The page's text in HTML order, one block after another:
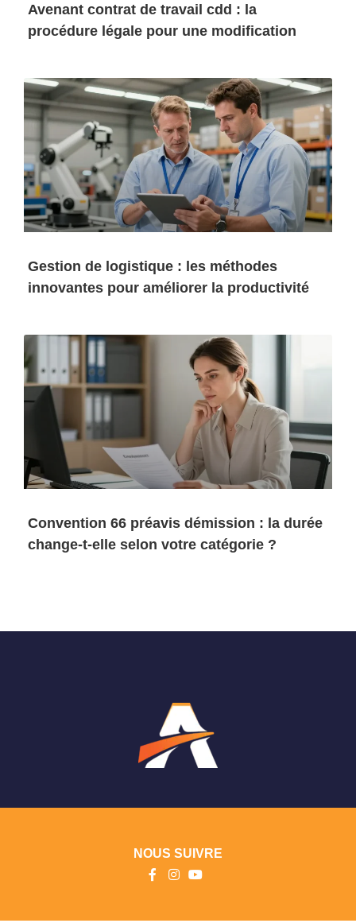
Avenant contrat de travail cdd : la
procédure légale pour une modification
Gestion de logistique : les méthodes
innovantes pour améliorer la productivité
Convention 66 préavis démission : la durée
change-t-elle selon votre catégorie ?
NOUS SUIVRE